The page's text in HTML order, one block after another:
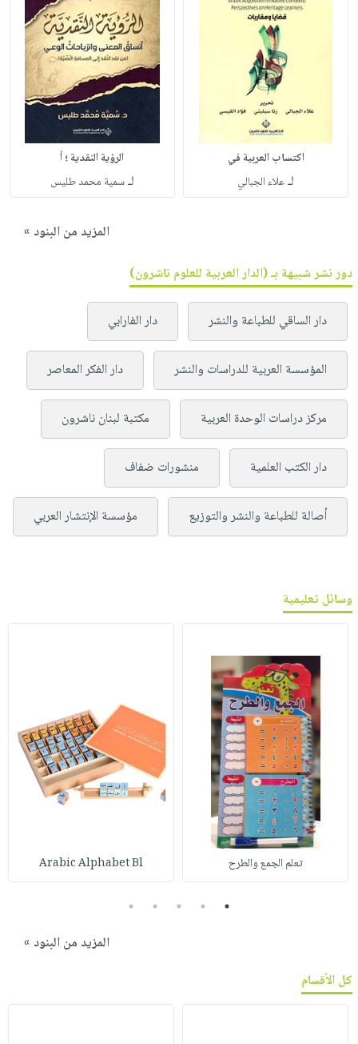
اكتساب العربية في
لـعلاء الجبالي
الرؤية النقدية ؛ أ
لـسمية محمد طليس
المزيد من البنود »
دور نشر شبيهة بـ (الدار العربية للعلوم ناشرون)
دار الساقي للطباعة والنشر دار الفارابي
المؤسسة العربية للدراسات والنشر دار الفكر المعاصر
مركز دراسات الوحدة العربية مكتبة لبنان ناشرون
دار الكتب العلمية منشورات ضفاف
أصالة للطباعة والنشر والتوزيع مؤسسة الإنتشار العربي
وسائل تعليمية
تعلم الجمع والطرح Arabic Alphabet Bl
1
2
3
4
5
المزيد من البنود »
كل الأقسام